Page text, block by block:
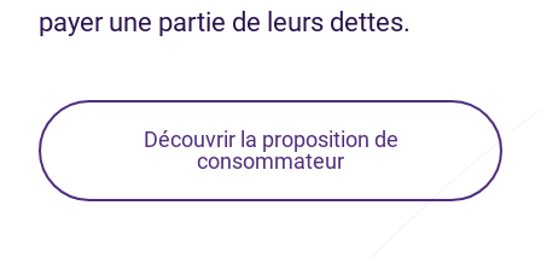
payer une partie de leurs dettes.
Découvrir la proposition de
consommateur